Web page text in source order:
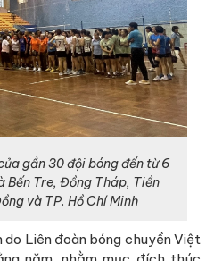
gần 30 đội bóng đến từ 6
Bến Tre, Đồng Tháp, Tiền
và TP. Hồ Chí Minh
Liên đoàn bóng chuyền Việt